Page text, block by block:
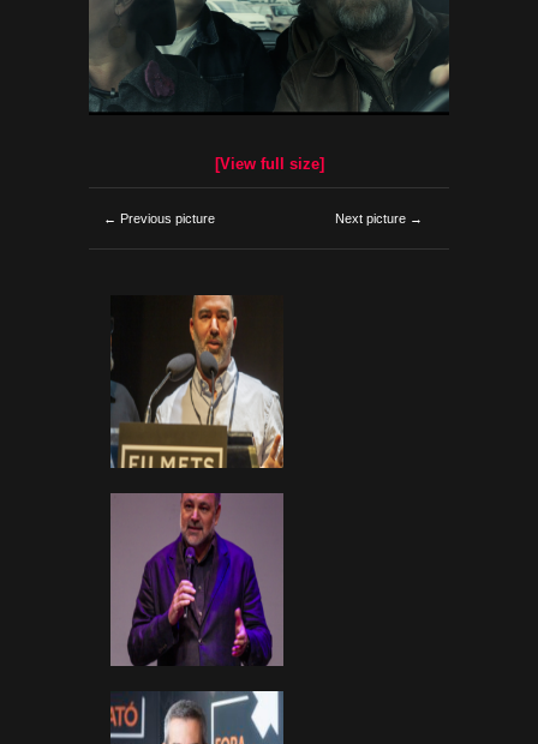
[View full size]
← Previous picture Next picture →